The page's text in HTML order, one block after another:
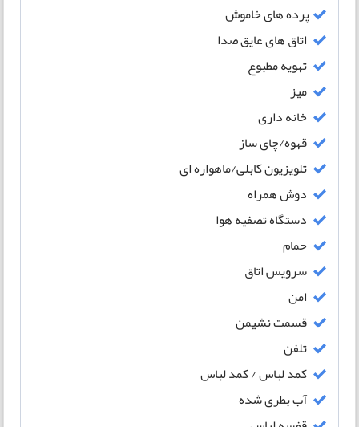
پرده های خاموش
اتاق های عایق صدا
تهویه مطبوع
میز
خانه داری
قهوه/چای ساز
تلویزیون کابلی/ماهواره ای
دوش همراه
دستگاه تصفیه هوا
حمام
سرویس اتاق
امن
قسمت نشیمن
تلفن
کمد لباس / کمد لباس
آب بطری شده